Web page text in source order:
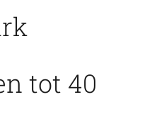
tot 40